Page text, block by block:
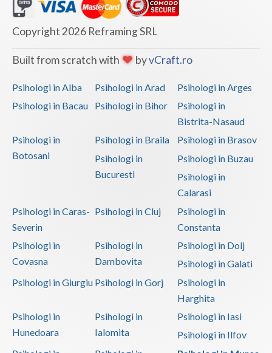
Copyright 2026 Reframing SRL
Built from scratch with byvCraft.ro
Psihologi in Alba Psihologi in Arad
Psihologi in Arges
Psihologi in Bacau
Psihologi in Bihor
Psihologi in
Bistrita-Nasaud
Psihologi in
Botosani
Psihologi in Braila
Psihologi in Brasov
Psihologi in
Bucuresti
Psihologi in Buzau
Psihologi in
Calarasi
Psihologi in Caras-
Severin
Psihologi in Cluj
Psihologi in
Constanta
Psihologi in
Covasna
Psihologi in
Dambovita
Psihologi in Dolj
Psihologi in Galati
Psihologi in Giurgiu Psihologi in Gorj
Psihologi in
Harghita
Psihologi in
Hunedoara
Psihologi in
Ialomita
Psihologi in Iasi
Psihologi in Ilfov